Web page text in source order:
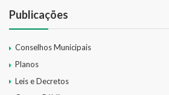
Publicações
Conselhos Municipais
Planos
Leis e Decretos